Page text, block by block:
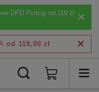
DPD Pickup od 119 zł
od 119,00 zł